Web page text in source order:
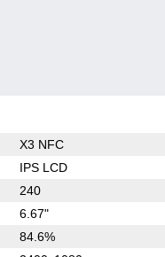
X3 NFC
IPS LCD
240
6.67"
84.6%